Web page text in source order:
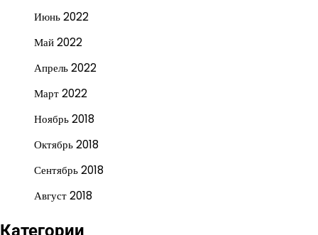
Июнь 2022
Май 2022
Апрель 2022
Март 2022
Ноябрь 2018
Октябрь 2018
Сентябрь 2018
Август 2018
Категории